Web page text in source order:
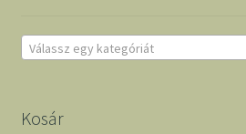
Válassz egy kategóriát
Kosár